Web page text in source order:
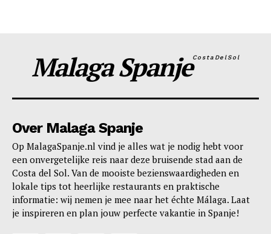
Malaga SpanjeCostaDelSol
Over Malaga Spanje
Op MalagaSpanje.nl vind je alles wat je nodig hebt voor
een onvergetelijke reis naar deze bruisende stad aan de
Costa del Sol. Van de mooiste bezienswaardigheden en
lokale tips tot heerlijke restaurants en praktische
informatie: wij nemen je mee naar het échte Málaga. Laat
je inspireren en plan jouw perfecte vakantie in Spanje!